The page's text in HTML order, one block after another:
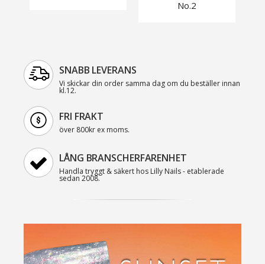
No.2
SNABB LEVERANS
Vi skickar din order samma dag om du beställer innan
kl.12.
FRI FRAKT
över 800kr ex moms.
LÅNG BRANSCHERFARENHET
Handla tryggt & säkert hos Lilly Nails - etablerade
sedan 2008.